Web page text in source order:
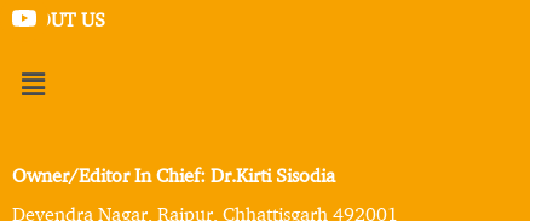
ABOUT US
Owner/Editor In Chief: Dr.Kirti Sisodia
Devendra Nagar, Raipur, Chhattisgarh 492001